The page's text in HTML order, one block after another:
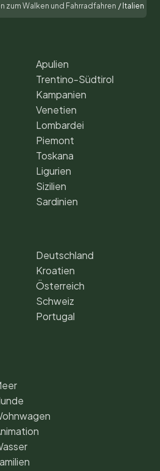
zum Walken und Fahrradfahren / Italien
Apulien
Trentino-Südtirol
Kampanien
Venetien
Lombardei
Piemont
Toskana
Ligurien
Sizilien
Sardinien
Deutschland
Kroatien
Österreich
Schweiz
Portugal